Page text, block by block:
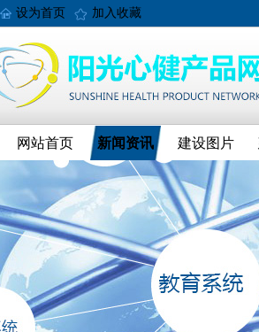
设为首页 加入收藏
网站首页 新闻资讯 建设图片